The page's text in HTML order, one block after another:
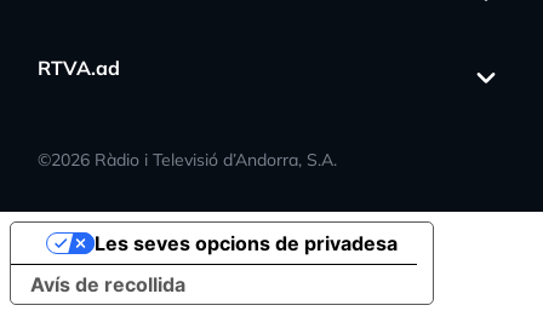
RTVA.ad
©2026 Ràdio i Televisió d’Andorra, S.A.
Avís de recollida
Les seves opcions de privadesa